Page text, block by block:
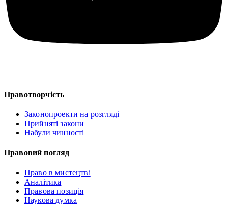
Правотворчість
Законопроекти на розгляді
Прийняті закони
Набули чинності
Правовий погляд
Право в мистецтві
Аналітика
Правова позиція
Наукова думка